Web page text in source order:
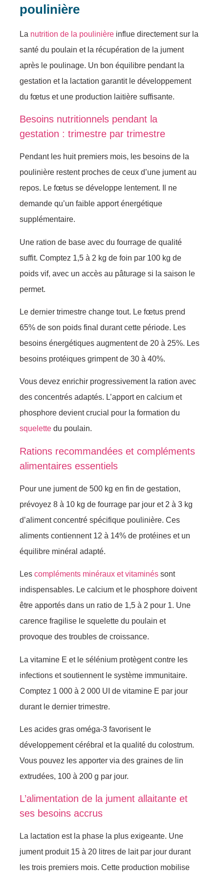
poulinière
La nutrition de la poulinière influe directement sur la
santé du poulain et la récupération de la jument
après le poulinage. Un bon équilibre pendant la
gestation et la lactation garantit le développement
du fœtus et une production laitière suffisante.
Besoins nutritionnels pendant la
gestation : trimestre par trimestre
Pendant les huit premiers mois, les besoins de la
poulinière restent proches de ceux d’une jument au
repos. Le fœtus se développe lentement. Il ne
demande qu’un faible apport énergétique
supplémentaire.
Une ration de base avec du fourrage de qualité
suffit. Comptez 1,5 à 2 kg de foin par 100 kg de
poids vif, avec un accès au pâturage si la saison le
permet.
Le dernier trimestre change tout. Le fœtus prend
65% de son poids final durant cette période. Les
besoins énergétiques augmentent de 20 à 25%. Les
besoins protéiques grimpent de 30 à 40%.
Vous devez enrichir progressivement la ration avec
des concentrés adaptés. L’apport en calcium et
phosphore devient crucial pour la formation du
squelette du poulain.
Rations recommandées et compléments
alimentaires essentiels
Pour une jument de 500 kg en fin de gestation,
prévoyez 8 à 10 kg de fourrage par jour et 2 à 3 kg
d’aliment concentré spécifique poulinière. Ces
aliments contiennent 12 à 14% de protéines et un
équilibre minéral adapté.
Les compléments minéraux et vitaminés sont
indispensables. Le calcium et le phosphore doivent
être apportés dans un ratio de 1,5 à 2 pour 1. Une
carence fragilise le squelette du poulain et
provoque des troubles de croissance.
La vitamine E et le sélénium protègent contre les
infections et soutiennent le système immunitaire.
Comptez 1 000 à 2 000 UI de vitamine E par jour
durant le dernier trimestre.
Les acides gras oméga-3 favorisent le
développement cérébral et la qualité du colostrum.
Vous pouvez les apporter via des graines de lin
extrudées, 100 à 200 g par jour.
L’alimentation de la jument allaitante et
ses besoins accrus
La lactation est la phase la plus exigeante. Une
jument produit 15 à 20 litres de lait par jour durant
les trois premiers mois. Cette production mobilise